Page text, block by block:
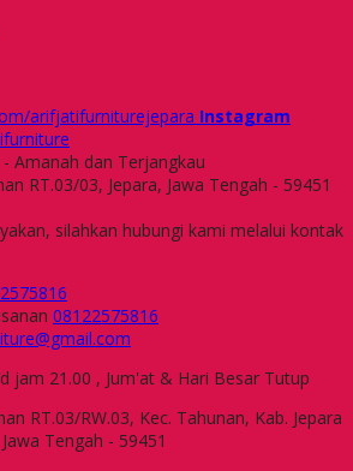
arifjatifurniturejepara Instagram
- Amanah dan Terjangkau
RT.03/03, Jepara, Jawa Tengah - 59451
silahkan hubungi kami melalui kontak
08122575816
jam 21.00 , Jum'at & Hari Besar Tutup
RT.03/RW.03, Kec. Tahunan, Kab. Jepara
Jawa Tengah - 59451